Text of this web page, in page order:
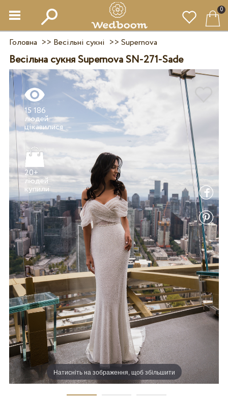
0
Головна >> Весільні сукні >> Supernova
Весільна сукня Supernova SN-271-Sade
Натисніть на зображення, щоб збільшити
15 186
людей
цікавилися
20+
людей
купили